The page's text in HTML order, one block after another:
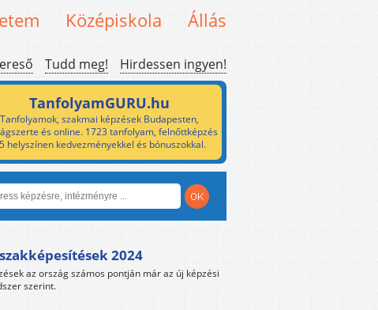
Középiskola Állás
Tudd meg! Hirdessen ingyen!
TanfolyamGURU.hu
Tanfolyamok, szakmai képzések Budapesten,
és online. 1723 tanfolyam, felnőttképzés
helyszínen kedvezményekkel és bónuszokkal.
2024
az ország számos pontján már az új képzési
szerint.